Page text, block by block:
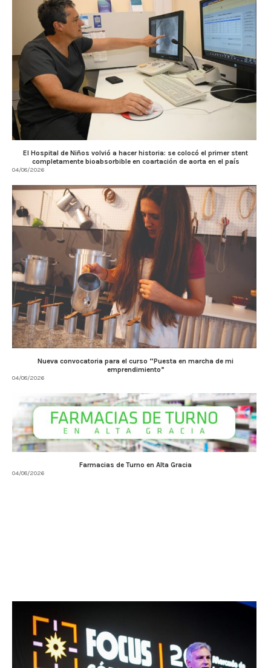
El Hospital de Niños volvió a hacer historia: se colocó el primer stent
completamente bioabsorbible en coartación de aorta en el país
04/08/2026
Nueva convocatoria para el curso “Puesta en marcha de mi
emprendimiento”
04/08/2026
Farmacias de Turno en Alta Gracia
04/08/2026